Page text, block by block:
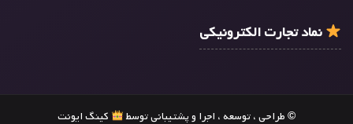
نماد تجارت الکترونیکی
© طراحی ، توسعه ، اجرا و پشتیبانی توسط کینگ ایونت